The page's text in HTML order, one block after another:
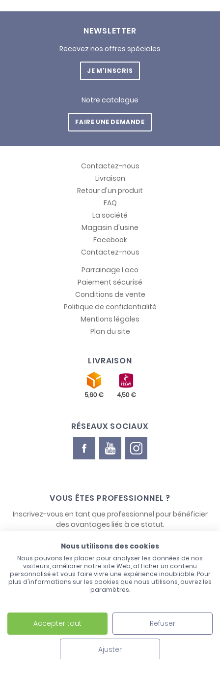
NEWSLETTER
Recevez nos offres spéciales
JE M'INSCRIS
Notre catalogue
FAIRE UNE DEMANDE
Contactez-nous
Livraison
Retour d'un produit
FAQ
La société
Magasin d'usine
Facebook
Contactez-nous
Parrainage Laco
Paiement sécurisé
Conditions de vente
Politique de confidentialité
Mentions légales
Plan du site
LIVRAISON
RÉSEAUX SOCIAUX
VOUS ÊTES PROFESSIONNEL ?
Inscrivez-vous en tant que professionnel pour bénéficier
des avantages liés à ce statut.
Laco - 3, Avenue de l'Europe - BP1 - 67728 Hoerdt Cedex -
03 88 513 000
Nous utilisons des cookies
Nous pouvons les placer pour analyser les données de nos
visiteurs, améliorer notre site Web, afficher un contenu
personnalisé et vous faire vivre une expérience inoubliable. Pour
plus d'informations sur les cookies que nous utilisons, ouvrez les
paramètres.
Accepter tout Refuser
Ajuster